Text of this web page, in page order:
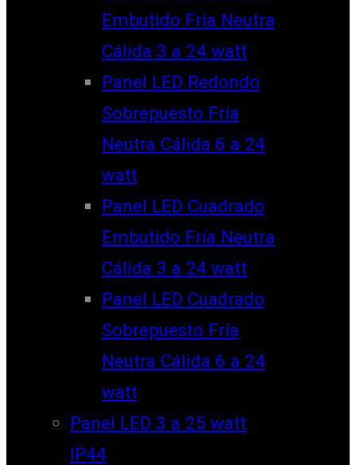
Embutido Fría Neutra
Cálida 3 a 24 watt
Panel LED Redondo
Sobrepuesto Fría
Neutra Cálida 6 a 24
watt
Panel LED Cuadrado
Embutido Fría Neutra
Cálida 3 a 24 watt
Panel LED Cuadrado
Sobrepuesto Fría
Neutra Cálida 6 a 24
watt
Panel LED 3 a 25 watt
IP44